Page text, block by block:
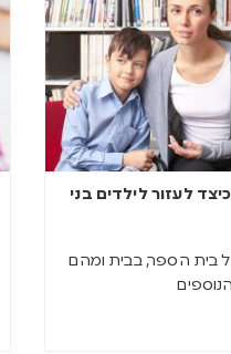
לעזור לילדים בני
בית הספר, בבית ומהם